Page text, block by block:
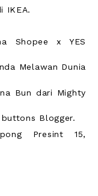
IKEA.
Shopee x YES
Melawan Dunia
Bun dari Mighty
Blogger.
Presint 15,